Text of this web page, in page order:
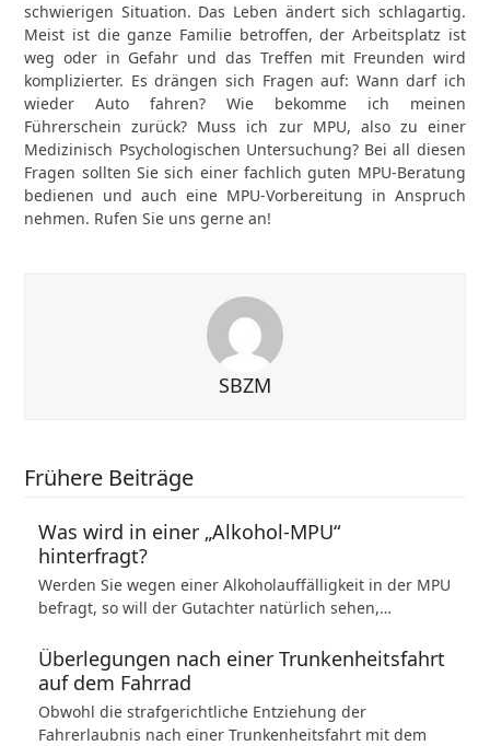
schwierigen Situation. Das Leben ändert sich schlagartig.
Meist ist die ganze Familie betroffen, der Arbeitsplatz ist
weg oder in Gefahr und das Treffen mit Freunden wird
komplizierter. Es drängen sich Fragen auf: Wann darf ich
wieder Auto fahren? Wie bekomme ich meinen
Führerschein zurück? Muss ich zur MPU, also zu einer
Medizinisch Psychologischen Untersuchung? Bei all diesen
Fragen sollten Sie sich einer fachlich guten MPU-Beratung
bedienen und auch eine MPU-Vorbereitung in Anspruch
nehmen. Rufen Sie uns gerne an!
SBZM
Frühere Beiträge
Was wird in einer „Alkohol-MPU“
hinterfragt?
Werden Sie wegen einer Alkoholauffälligkeit in der MPU
befragt, so will der Gutachter natürlich sehen,…
Überlegungen nach einer Trunkenheitsfahrt
auf dem Fahrrad
Obwohl die strafgerichtliche Entziehung der
Fahrerlaubnis nach einer Trunkenheitsfahrt mit dem